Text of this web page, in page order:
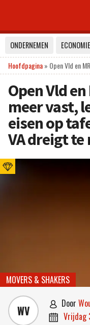
ONDERNEMEN ECONOMIE
Hoofdpagina» Open Vld en
Open Vld
meer vast,
eisen op
VA dreigt
MOVERS & SHAKERS
WV  door
